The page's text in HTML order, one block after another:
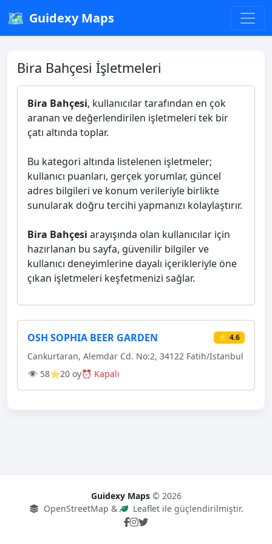
🗺️ Guidexy Maps
Bira Bahçesi İşletmeleri
Bira Bahçesi, kullanıcılar tarafından en çok
aranan ve değerlendirilen işletmeleri tek bir
çatı altında toplar.
Bu kategori altında listelenen işletmeler;
kullanıcı puanları, gerçek yorumlar, güncel
adres bilgileri ve konum verileriyle birlikte
sunularak doğru tercihi yapmanızı kolaylaştırır.
Bira Bahçesi arayışında olan kullanıcılar için
hazırlanan bu sayfa, güvenilir bilgiler ve
kullanıcı deneyimlerine dayalı içerikleriyle öne
çıkan işletmeleri keşfetmenizi sağlar.
OSH SOPHIA BEER GARDEN ⭐ 4.6
Cankurtaran, Alemdar Cd. No:2, 34122 Fatih/İstanbul
👁 58⭐20 oy⏰ Kapalı
Guidexy Maps© 2026
OpenStreetMap &
Leaflet ile güçlendirilmiştir.